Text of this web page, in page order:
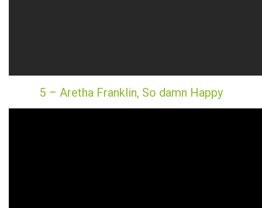
5 – Aretha Franklin, So damn Happy